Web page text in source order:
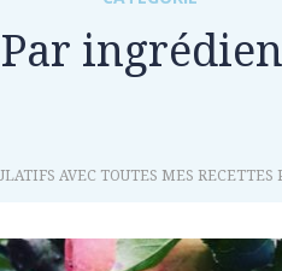
Par
AVEC TOUTES MES